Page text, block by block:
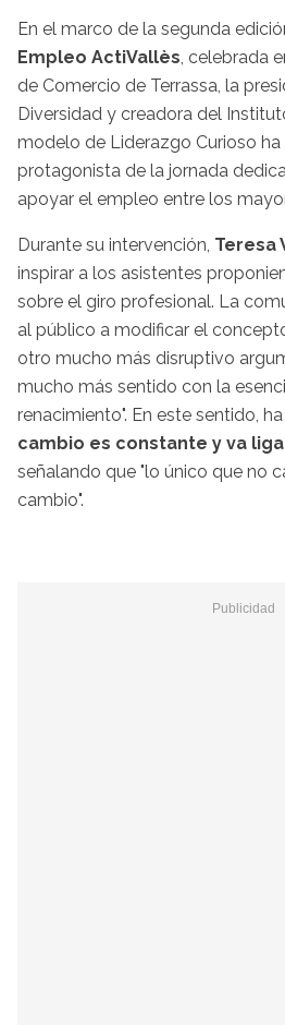
En el marco de la segunda
Empleo ActiVallès, celebrada
de Comercio de Terrassa, la
Diversidad y creadora del
modelo de Liderazgo Curioso ha
protagonista de la jornada
apoyar el empleo entre los
Durante su intervención, Teresa
inspirar a los asistentes
sobre el giro profesional. La
al público a modificar el
otro mucho más disruptivo
mucho más sentido con la
renacimiento". En este sentido,
cambio es constante y va
señalando que "lo único que no
cambio".